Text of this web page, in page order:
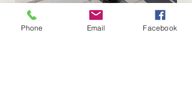
Phone Email Facebook